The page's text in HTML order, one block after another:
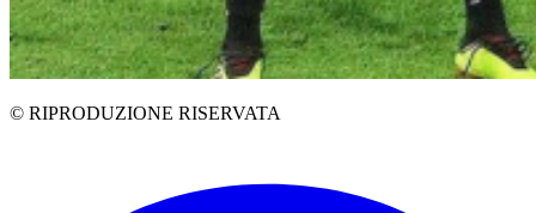
© RIPRODUZIONE RISERVATA